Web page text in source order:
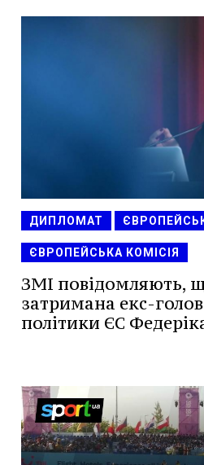
ДИПЛОМАТ
ЄВРОПЕЙСЬКА КОМІСІЯ
ЗМІ повідомляють,
затримана екс-
політики ЄС